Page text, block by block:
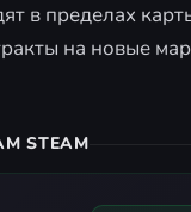
в пределах
на новые
STEAM